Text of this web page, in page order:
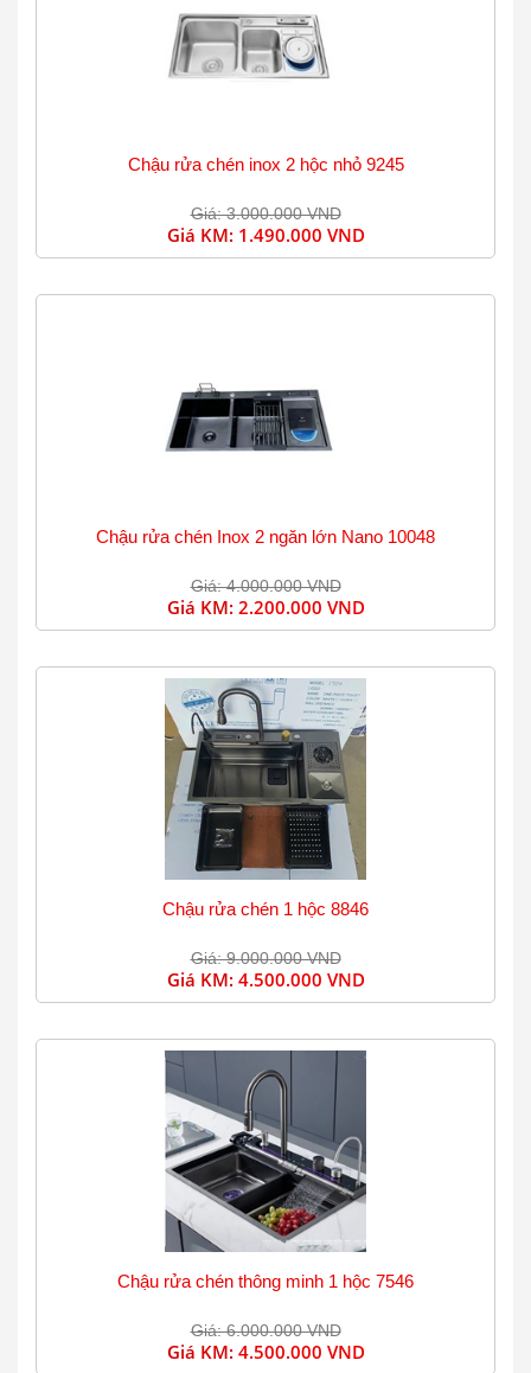
Chậu rửa chén inox 2 hộc nhỏ 9245
Giá: 3.000.000 VND
Giá KM: 1.490.000 VND
Chậu rửa chén Inox 2 ngăn lớn Nano 10048
Giá: 4.000.000 VND
Giá KM: 2.200.000 VND
Chậu rửa chén 1 hộc 8846
Giá: 9.000.000 VND
Giá KM: 4.500.000 VND
Chậu rửa chén thông minh 1 hộc 7546
Giá: 6.000.000 VND
Giá KM: 4.500.000 VND